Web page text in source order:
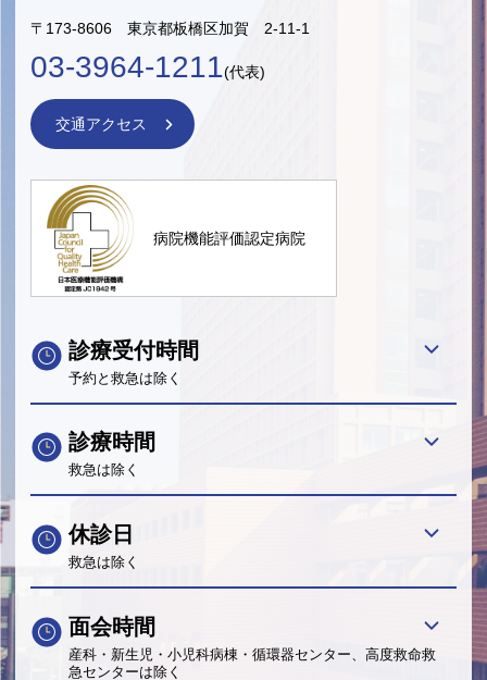
〒173-8606 東京都板橋区加賀 2-11-1
03-3964-1211(代表)
交通アクセス
病院機能評価認定病院
診療受付時間
予約と救急は除く
診療時間
救急は除く
休診日
救急は除く
面会時間
産科・新生児・小児科病棟・循環器センター、高度救命救
急センターは除く